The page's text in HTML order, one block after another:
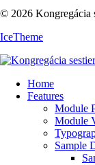
© 2026 Kongregácia
IceTheme
Home
Features
Module
Module
Sample